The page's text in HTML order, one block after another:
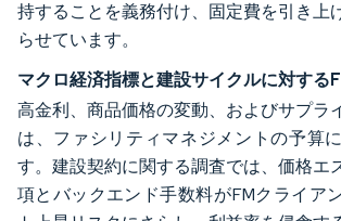
持することを義務付け、固定費を引き上
らせています。
マクロ経済指標と建設サイクルに対する
高金利、商品価格の変動、およびサプラ
は、ファシリティマネジメントの予算
す。建設契約に関する調査では、価格エ
項とバックエンド手数料がFMクライア